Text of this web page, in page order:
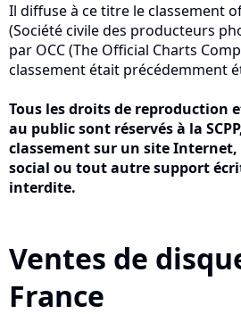
Il diffuse à ce titre le classement
(Société civile des producteurs
par OCC (The Official Charts
classement était précédemment
Tous les droits de reproduction
au public sont réservés à la
classement sur un site Internet,
social ou tout autre support
interdite.
Ventes de
France